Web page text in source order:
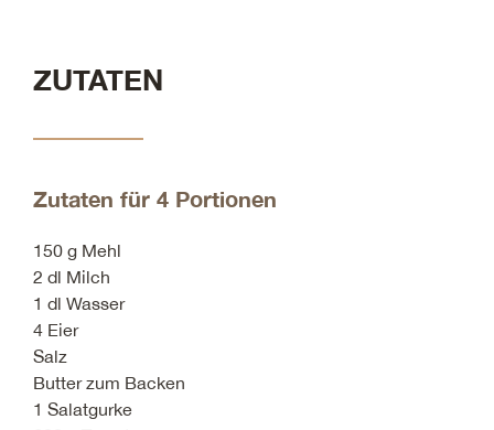
ZUTATEN
Zutaten für 4 Portionen
150 g Mehl
2 dl Milch
1 dl Wasser
4 Eier
Salz
Butter zum Backen
1 Salatgurke